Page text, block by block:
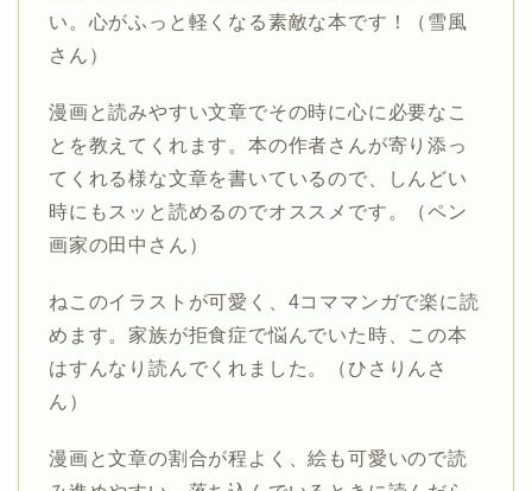
い。心がふっと軽くなる素敵な本です！（雪風
さん）
漫画と読みやすい文章でその時に心に必要なこ
とを教えてくれます。本の作者さんが寄り添っ
てくれる様な文章を書いているので、しんどい
時にもスッと読めるのでオススメです。（ペン
画家の田中さん）
ねこのイラストが可愛く、4コママンガで楽に読
めます。家族が拒食症で悩んでいた時、この本
はすんなり読んでくれました。（ひさりんさ
ん）
漫画と文章の割合が程よく、絵も可愛いので読